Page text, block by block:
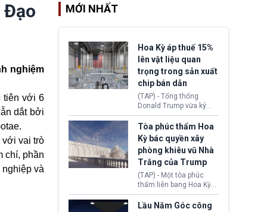
Đạo
nghiệm
tiên với 6
dắt bởi
với vai trò
chí, phần
và
MỚI NHẤT
Hoa Kỳ áp thuế 15%
lên vật liệu quan
trọng trong sản xuất
chip bán dẫn
(TAP) - Tổng thống
Donald Trump vừa ký
sắc lệnh áp thuế bổ
sung 15% cùng cơ chế
giá sàn nhập khẩu
nghiêm ngặt đối với
polysilicon và các sản
phẩm hạ nguồn. Quyết
định này nhằm khôi
phục chuỗi cung ứng
công nghệ, năng lượng
mặt trời nội địa trước sự
thống trị của Trung
Tòa phúc thẩm Hoa
Kỳ bác quyền xây
phòng khiêu vũ Nhà
Trắng của Trump
(TAP) - Một tòa phúc
thẩm liên bang Hoa Kỳ
vừa phán quyết, chính
quyền Tổng thống
Lầu Năm Góc công